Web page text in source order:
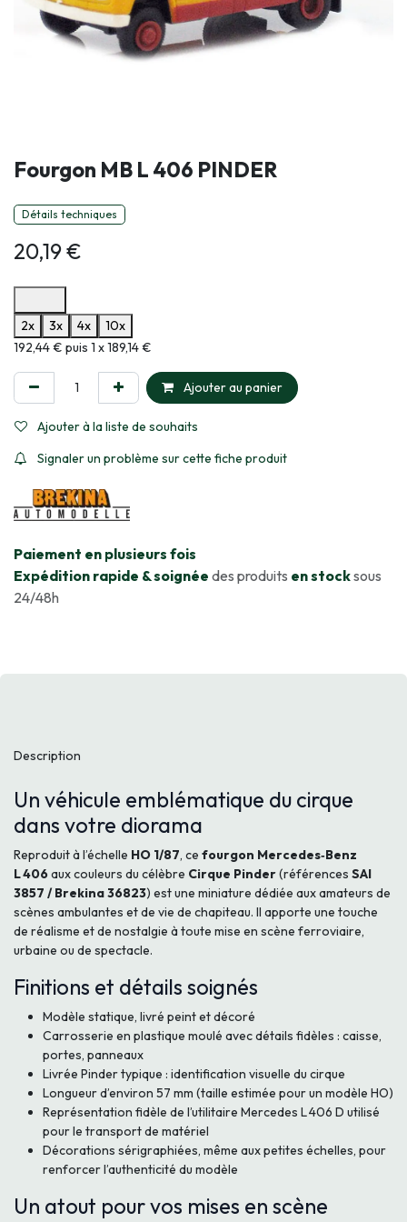
Fourgon MB L 406 PINDER
Détails techniques
20,19€
2x
3x 4x
10x
Informations sur le plan de paiement sélectionné
192,44 € puis 1 x 189,14 €
Ajouter au panier
Ajouter à la liste de souhaits
Signaler un problème sur cette fiche produit
​Paiement en plusieurs fois
Expédition rapide & soignée des produits en stocksous
24/48h
Description
Un véhicule emblématique du cirque
dans votre diorama
Reproduit à l’échelle HO 1/87, ce fourgon Mercedes‑Benz
L 406aux couleurs du célè­bre Cirque Pinder(références SAI
3857 / Brekina 36823) est une miniature dédiée aux amateurs de
scènes ambulantes et de vie de chapiteau. Il apporte une touche
de réalisme et de nostalgie à toute mise en scène ferroviaire,
urbaine ou de spectacle.
Finitions et détails soignés
Modèle statique, livré peint et décoré
Carrosserie en plastique moulé avec détails fidèles : caisse,
portes, panneaux
Livrée Pinder typique : identification visuelle du cirque
Longueur d’environ 57 mm (taille estimée pour un modèle HO)
Représentation fidèle de l’utilitaire Mercedes L 406 D utilisé
pour le transport de matériel
Décorations sérigraphiées, même aux petites échelles, pour
renforcer l’authenticité du modèle
Un atout pour vos mises en scène